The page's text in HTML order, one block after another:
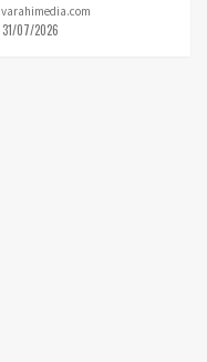
varahimedia.com
31/07/2026